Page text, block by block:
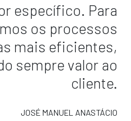
específico. Para
os processos
mais eficientes,
sempre valor ao
cliente.
JOSÉ MANUEL ANASTÁCIO